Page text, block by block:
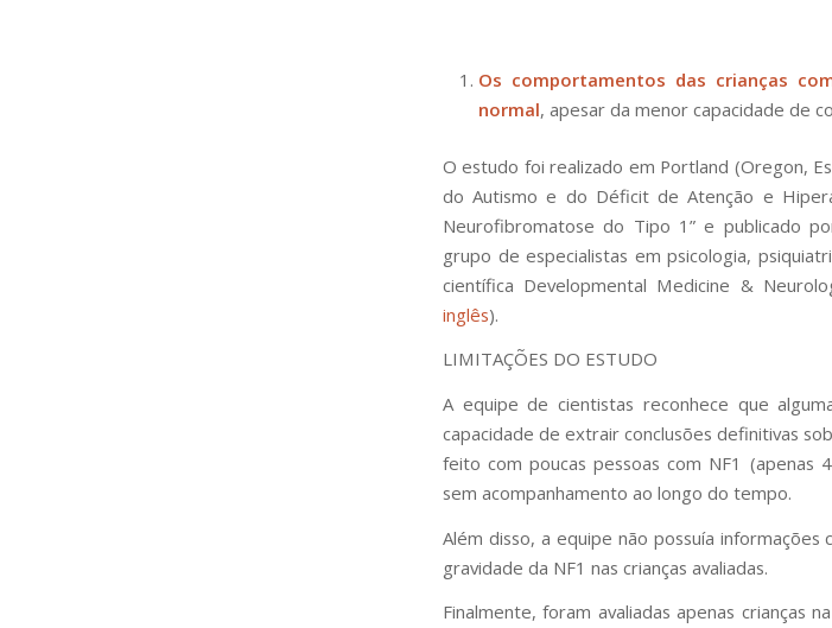
Os comportamentos das crianças
normal, apesar da menor capacidade de
O estudo foi realizado em Portland (Oregon,
do Autismo e do Déficit de Atenção e
Neurofibromatose do Tipo 1” e publicado
grupo de especialistas em psicologia,
científica Developmental Medicine &
inglês).
LIMITAÇÕES DO ESTUDO
A equipe de cientistas reconhece que
capacidade de extrair conclusões definitivas
feito com poucas pessoas com NF1 (apenas
sem acompanhamento ao longo do tempo.
Além disso, a equipe não possuía informações
gravidade da NF1 nas crianças avaliadas.
Finalmente, foram avaliadas apenas crianças